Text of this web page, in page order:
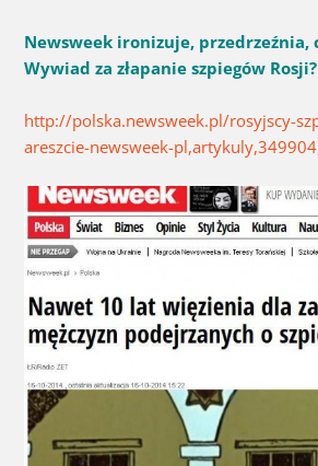
Newsweek ironizuje, przedrzeźnia,
Wywiad za złapanie szpiegów Rosji?
http://polska.newsweek.pl/rosyjscy-
areszcie-newsweek-